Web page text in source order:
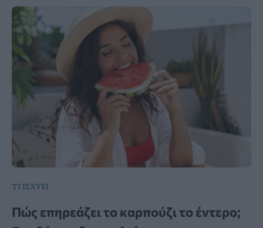
ΤΙ ΙΣΧΥΕΙ
Πώς επηρεάζει το καρπούζι το έντερο;